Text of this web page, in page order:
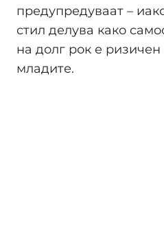
предупредуваат –
стил делува како
на долг рок е ризичен
младите.